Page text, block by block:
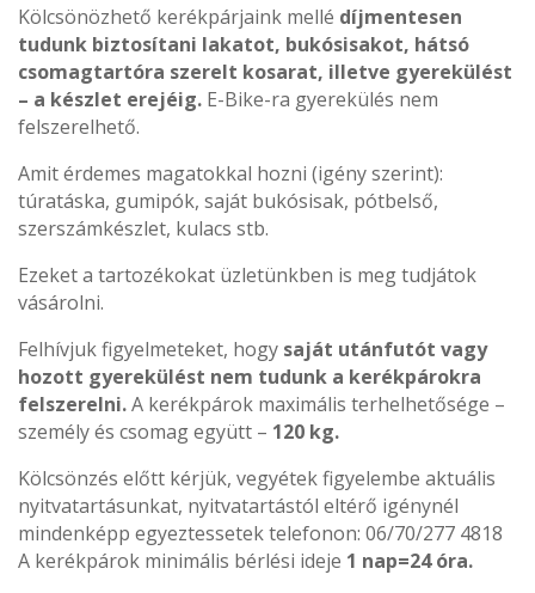
Kölcsönözhető kerékpárjaink mellé díjmentesen
tudunk biztosítani lakatot, bukósisakot, hátsó
csomagtartóra szerelt kosarat, illetve gyerekülést
– a készlet erejéig. E-Bike-ra gyerekülés nem
felszerelhető.
Amit érdemes magatokkal hozni (igény szerint):
túratáska, gumipók, saját bukósisak, pótbelső,
szerszámkészlet, kulacs stb.
Ezeket a tartozékokat üzletünkben is meg tudjátok
vásárolni.
Felhívjuk figyelmeteket, hogy saját utánfutót vagy
hozott gyerekülést nem tudunk a kerékpárokra
felszerelni.A kerékpárok maximális terhelhetősége –
személy és csomag együtt – 120 kg.
Kölcsönzés előtt kérjük, vegyétek figyelembe aktuális
nyitvatartásunkat, nyitvatartástól eltérő igénynél
mindenképp egyeztessetek telefonon: 06/70/277 4818
A kerékpárok minimális bérlési ideje 1 nap=24 óra.